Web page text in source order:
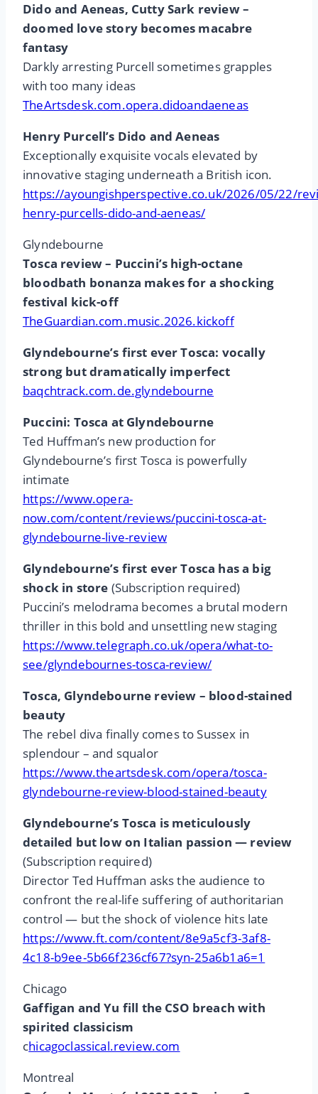
Dido and Aeneas, Cutty Sark review –
doomed love story becomes macabre
fantasy
Darkly arresting Purcell sometimes grapples
with too many ideas
TheArtsdesk.com.opera.didoandaeneas
Henry Purcell’s Dido and Aeneas
Exceptionally exquisite vocals elevated by
innovative staging underneath a British icon.
https://ayoungishperspective.co.uk/2026/05/22/
henry-purcells-dido-and-aeneas/
Glyndebourne
Tosca review – Puccini’s high-octane
bloodbath bonanza makes for a shocking
festival kick-off
TheGuardian.com.music.2026.kickoff
Glyndebourne’s first ever Tosca: vocally
strong but dramatically imperfect
baqchtrack.com.de.glyndebourne
Puccini: Tosca at Glyndebourne
Ted Huffman’s new production for
Glyndebourne’s first Tosca is powerfully
intimate
https://www.opera-
now.com/content/reviews/puccini-tosca-at-
glyndebourne-live-review
Glyndebourne’s first ever Tosca has a big
shock in store (Subscription required)
Puccini’s melodrama becomes a brutal modern
thriller in this bold and unsettling new staging
https://www.telegraph.co.uk/opera/what-to-
see/glyndebournes-tosca-review/
Tosca, Glyndebourne review – blood-stained
beauty
The rebel diva finally comes to Sussex in
splendour – and squalor
https://www.theartsdesk.com/opera/tosca-
glyndebourne-review-blood-stained-beauty
Glyndebourne’s Tosca is meticulously
detailed but low on Italian passion — review
(Subscription required)
Director Ted Huffman asks the audience to
confront the real-life suffering of authoritarian
control — but the shock of violence hits late
https://www.ft.com/content/8e9a5cf3-3af8-
4c18-b9ee-5b66f236cf67?syn-25a6b1a6=1
Chicago
Gaffigan and Yu fill the CSO breach with
spirited classicism
chicagoclassical.review.com
Montreal